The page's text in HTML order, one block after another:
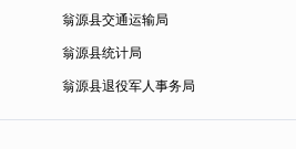
翁源县交通运输局
翁源县统计局
翁源县退役军人事务局